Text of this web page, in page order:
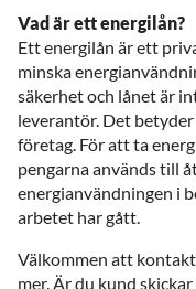
Vad är ett energilån?
Ett energilån är ett
minska
säkerhet och lånet är
leverantör. Det
företag. För att ta
pengarna används till
energianvändningen i
arbetet har gått.
Välkommen att
mer. Är du kund